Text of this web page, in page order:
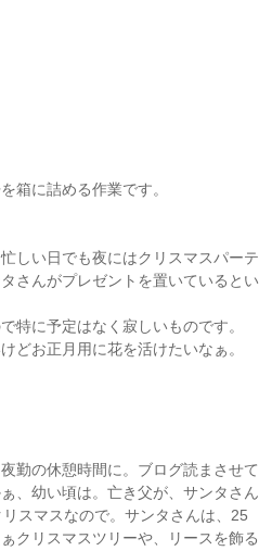
箱に詰める作業です。
しい日でも夜にはクリスマスパーテ
さんがプレゼントを置いているとい
特に予定はなく寂しいものです。
どお正月用に花を活けたいなぁ。
勤の休憩時間に。ブログ読まさせて
、幼い頃は。亡き父が、サンタ さん
スマスなので。サンタ さんは、25
クリスマスツリーや、リースを飾る